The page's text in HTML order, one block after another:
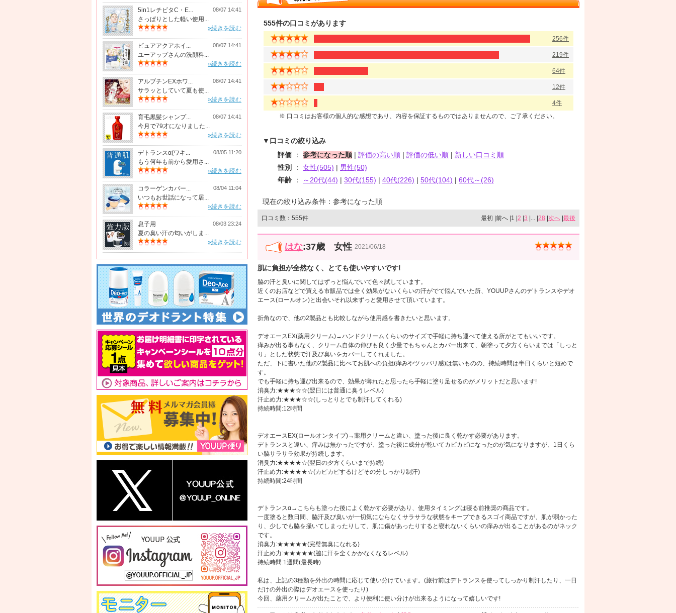
5in1レチビタC・E... 08/07 14:41
さっぱりとした軽い使用...
»続きを読む
ピュアアクアホイ... 08/07 14:41
ユーアップさんの洗顔料...
»続きを読む
アルブチンEXホワ... 08/07 14:41
サラッとしていて夏も使...
»続きを読む
育毛黒髪シャンプ... 08/07 14:41
今月で79才になりました...
»続きを読む
デトランスα(ワキ... 08/05 11:20
もう何年も前から愛用さ...
»続きを読む
コラーゲンカバー... 08/04 11:04
いつもお世話になって居...
»続きを読む
息子用 08/03 23:24
夏の臭い汗の匂いがしま...
»続きを読む
555件の口コミがあります
256件
219件
64件
12件
4件
※ 口コミはお客様の個人的な感想であり、内容を保証するものではありませんので、ご了承ください。
▼口コミの絞り込み
評価 ： 参考になった順 | 評価の高い順 | 評価の低い順 | 新しい口コミ順
性別
： 女性(505) | 男性(50)
年齢 ： ～20代(44) | 30代(155) | 40代(226) | 50代(104) | 60代～(26)
現在の絞り込み条件：参考になった順
口コミ数：555件 最初 |前へ |1 | 2 3 |... | 28 次へ 最後
はな:37歳 女性 2021/06/18
肌に負担が全然なく、とても使いやすいです!
脇の汗と臭いに関してはずっと悩んでいて色々試しています。
近くのお店などで買える市販品では全く効果がないくらいの汗がでて悩んでいた所、YOUUPさんのデトランスやデオ
エース(ロールオン)と出会いそれ以来ずっと愛用させて頂いています。
折角なので、他の2製品とも比較しながら使用感を書きたいと思います。
デオエースEX(薬用クリーム)→ハンドクリームくらいのサイズで手軽に持ち運べて使える所がとてもいいです。
痒みが出る事もなく、クリーム自体の伸びも良く少量でもちゃんとカバー出来て、朝塗って夕方くらいまでは「しっと
り」とした状態で汗及び臭いをカバーしてくれました。
ただ、下に書いた他の2製品に比べてお肌への負担(痒みやツッパリ感)は無いものの、持続時間は半日くらいと短めで
す。
でも手軽に持ち運び出来るので、効果が薄れたと思ったら手軽に塗り足せるのがメリットだと思います!
消臭力:★★★☆☆(翌日には普通に臭うレベル)
汗止め力:★★★☆☆(しっとりとでも制汗してくれる)
持続時間:12時間
デオエースEX(ロールオンタイプ)→薬用クリームと違い、塗った後に良く乾かす必要があります。
デトランスと違い、痒みは無かったですが、塗った後に成分が乾いてカピカピになったのが気になりますが、1日くら
い脇サラサラ効果が持続します。
消臭力:★★★★☆(翌日の夕方くらいまで持続)
汗止め力:★★★★☆(カピカピするけどその分しっかり制汗)
持続時間:24時間
デトランスα→こちらも塗った後によく乾かす必要があり、使用タイミングは寝る前推奨の商品です。
一度塗ると数日間、脇汗及び臭いが一切気にならなくサラサラな状態をキープできるスゴイ商品ですが、肌が弱かった
り、少しでも脇を掻いてしまったりして、肌に傷があったりすると寝れないくらいの痒みが出ることがあるのがネック
です。
消臭力:★★★★★(完璧無臭になれる)
汗止め力:★★★★★(脇に汗を全くかかなくなるレベル)
持続時間:1週間(最長時)
私は、上記の3種類を外出の時間に応じて使い分けています。(旅行前はデトランスを使ってしっかり制汗したり、一日
だけの外出の際はデオエースを使ったり)
今回、薬用クリームが出たことで、より便利に使い分けが出来るようになって嬉しいです!